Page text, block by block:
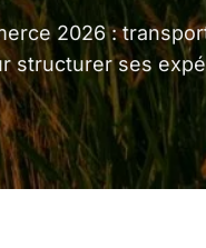
2026 :
structurer ses